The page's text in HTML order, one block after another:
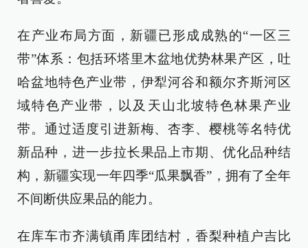
在产业布局方面，新疆已形成成熟的“一区三
带”体系：包括环塔里木盆地优势林果产区，吐
哈盆地特色产业带，伊犁河谷和额尔齐斯河区
域特色产业带，以及天山北坡特色林果产业
带。通过适度引进新梅、杏李、樱桃等名特优
新品种，进一步拉长果品上市期、优化品种结
构，新疆实现一年四季“瓜果飘香”，拥有了全年
不间断供应果品的能力。
在库车市齐满镇甬库团结村，香梨种植户吉比